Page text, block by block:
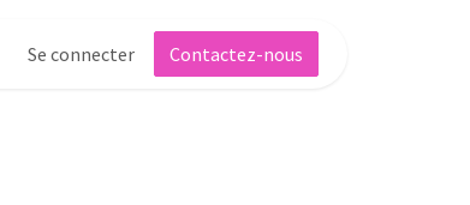
Se connecter Contactez-nous